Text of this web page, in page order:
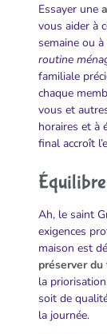
Essayer une
vous aider à
semaine ou
routine
familiale
chaque
vous et
horaires et à
final accroît
Ah, le saint
exigences
maison est
préserver
la
soit de
la journée.